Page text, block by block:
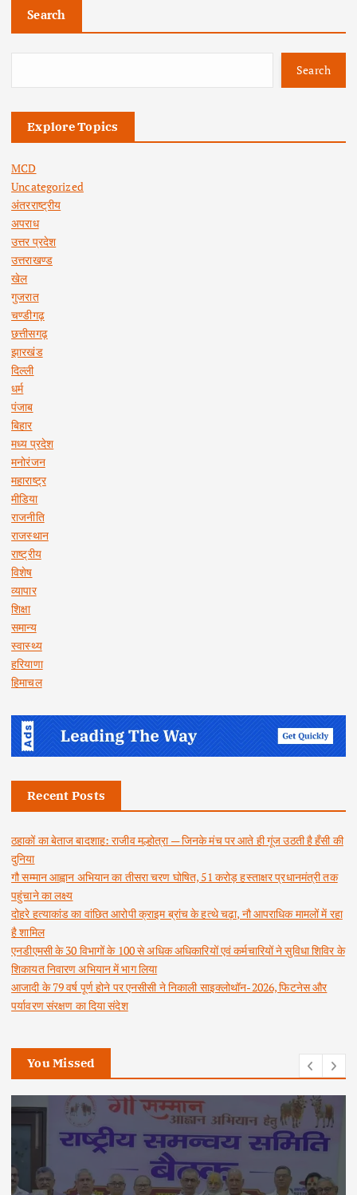
Search
Search
Explore Topics
MCD
Uncategorized
अंतरराष्ट्रीय
अपराध
उत्तर प्रदेश
उत्तराखण्ड
खेल
गुजरात
चण्डीगढ़
छत्तीसगढ़
झारखंड
दिल्ली
धर्म
पंजाब
बिहार
मध्य प्रदेश
मनोरंजन
महाराष्ट्र
मीडिया
राजनीति
राजस्थान
राष्ट्रीय
विशेष
व्यापार
शिक्षा
समान्य
स्वास्थ्य
हरियाणा
हिमाचल
Recent Posts
ठहाकों का बेताज बादशाह: राजीव मल्होत्रा — जिनके मंच पर आते ही गूंज उठती है हँसी की
दुनिया
गौ सम्मान आह्वान अभियान का तीसरा चरण घोषित, 51 करोड़ हस्ताक्षर प्रधानमंत्री तक
पहुंचाने का लक्ष्य
दोहरे हत्याकांड का वांछित आरोपी क्राइम ब्रांच के हत्थे चढ़ा, नौ आपराधिक मामलों में रहा
है शामिल
एनडीएमसी के 30 विभागों के 100 से अधिक अधिकारियों एवं कर्मचारियों ने सुविधा शिविर के
शिकायत निवारण अभियान में भाग लिया
आजादी के 79 वर्ष पूर्ण होने पर एनसीसी ने निकाली साइक्लोथॉन-2026, फिटनेस और
पर्यावरण संरक्षण का दिया संदेश
You Missed